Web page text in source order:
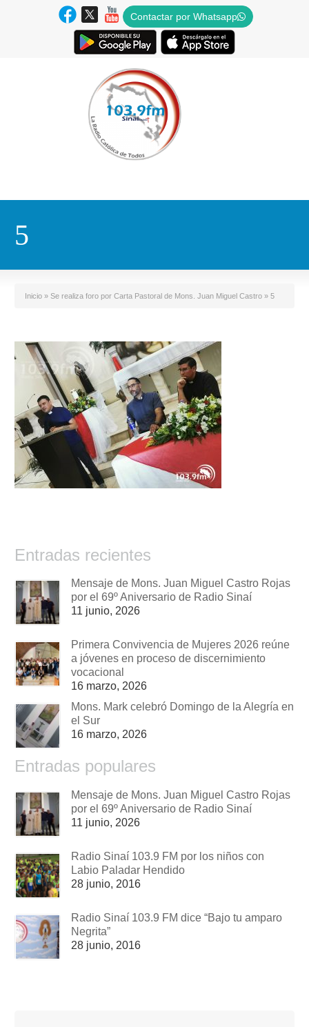
Contactar por Whatsapp
5
Inicio » Se realiza foro por Carta Pastoral de Mons. Juan Miguel Castro » 5
Entradas recientes
Mensaje de Mons. Juan Miguel Castro Rojas
por el 69º Aniversario de Radio Sinaí
11 junio, 2026
Primera Convivencia de Mujeres 2026 reúne
a jóvenes en proceso de discernimiento
vocacional
16 marzo, 2026
Mons. Mark celebró Domingo de la Alegría en
el Sur
16 marzo, 2026
Entradas populares
Mensaje de Mons. Juan Miguel Castro Rojas
por el 69º Aniversario de Radio Sinaí
11 junio, 2026
Radio Sinaí 103.9 FM por los niños con
Labio Paladar Hendido
28 junio, 2016
Radio Sinaí 103.9 FM dice “Bajo tu amparo
Negrita”
28 junio, 2016